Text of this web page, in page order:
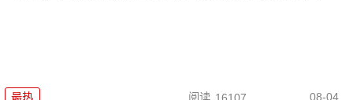
08-04